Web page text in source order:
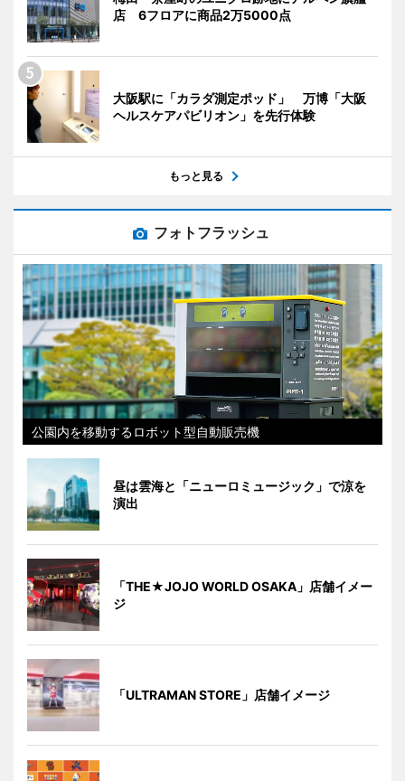
店 6フロアに商品2万5000点
大阪駅に「カラダ測定ポッド」 万博「大阪
ヘルスケアパビリオン」を先行体験
もっと見る
フォトフラッシュ
公園内を移動するロボット型自動販売機
昼は雲海と「ニューロミュージック」で涼を
演出
「THE★JOJO WORLD OSAKA」店舗イメー
ジ
「ULTRAMAN STORE」店舗イメージ